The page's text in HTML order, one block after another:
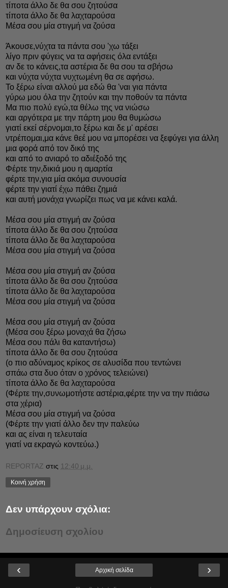
τίποτα άλλο δε θα σου ζητούσα
τίποτα άλλο δε θα λαχταρούσα
Μέσα σου μία στιγμή να ζούσα
Άκουσε,νύχτα τα πάντα σου 'χω τάξει
λίγο πριν φύγεις να τα αφήσεις όλα εντάξει
αν δε το κάνεις,τα αστέρια δε θα σου τα σβήσω
και νύχτα νύχτα νυχτωμένη θα σε αφήσω.
Το ξέρω είναι αλλού μα εδώ θα 'ναι για πάντα
γύρω μου όλα την ζητούν και την ποθούν τα πάντα
Μα πιο πολύ εγώ,τα θέλω της να νιώσω
και αργότερα με την πάρτη μου θα θυμώσω
γιατί εκεί σέρνομαι,το ξέρω και δε μ' αρέσει
ντρέπομαι,μα κάνε θεέ μου να μπορέσει να ξεφύγει για άλλη
μια φορά από τον δικό της
και από το ανιαρό το αδιέξοδό της
Φέρτε την,δικιά μου η αμαρτία
φέρτε την,για μία ακόμα συνουσία
φέρτε την γιατί έχω πάθει ζημιά
και αυτή μονάχα γνωρίζει πως να με κάνει καλά.
Μέσα σου μία στιγμή αν ζούσα
τίποτα άλλο δε θα σου ζητούσα
τίποτα άλλο δε θα λαχταρούσα
Μέσα σου μία στιγμή να ζούσα
Μέσα σου μία στιγμή αν ζούσα
τίποτα άλλο δε θα σου ζητούσα
τίποτα άλλο δε θα λαχταρούσα
Μέσα σου μία στιγμή να ζούσα
Μέσα σου μία στιγμή αν ζούσα
(Μέσα σου ξέρω μοναχά θα ζήσω
Μέσα σου πάλι θα καταντήσω)
τίποτα άλλο δε θα σου ζητούσα
(ο πιο αδύναμος κρίκος σε αλυσίδα που τεντώνει
σπάω στα δυο όταν ο χρόνος τελειώνει)
τίποτα άλλο δε θα λαχταρούσα
(Φέρτε την,συνωμοτήστε αστέρια,φέρτε την να την πιάσω
στα χέρια)
Μέσα σου μία στιγμή να ζούσα
(Φέρτε την γιατί άλλο δεν την παλεύω
και ας είναι η τελευταία
γιατί να εκραγώ κοντεύω.)
REPORTAZ στις 12:40 μ.μ.
Κοινή χρήση
Δεν υπάρχουν σχόλια:
Δημοσίευση σχολίου
‹ ›
Αρχική σελίδα